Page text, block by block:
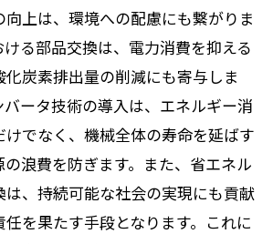
上は、環境への配慮にも繋がりま
る部品交換は、電力消費を抑える
炭素排出量の削減にも寄与しま
ータ技術の導入は、エネルギー消
でなく、機械全体の寿命を延ばす
浪費を防ぎます。また、省エネル
は、持続可能な社会の実現にも貢献
任を果たす手段となります。これに